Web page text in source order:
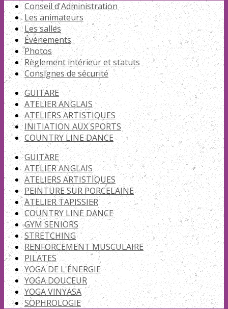
Conseil d'Administration
Les animateurs
Les salles
Événements
Photos
Règlement intérieur et statuts
Consignes de sécurité
GUITARE
ATELIER ANGLAIS
ATELIERS ARTISTIQUES
INITIATION AUX SPORTS
COUNTRY LINE DANCE
GUITARE
ATELIER ANGLAIS
ATELIERS ARTISTIQUES
PEINTURE SUR PORCELAINE
ATELIER TAPISSIER
COUNTRY LINE DANCE
GYM SENIORS
STRETCHING
RENFORCEMENT MUSCULAIRE
PILATES
YOGA DE L'ÉNERGIE
YOGA DOUCEUR
YOGA VINYASA
SOPHROLOGIE